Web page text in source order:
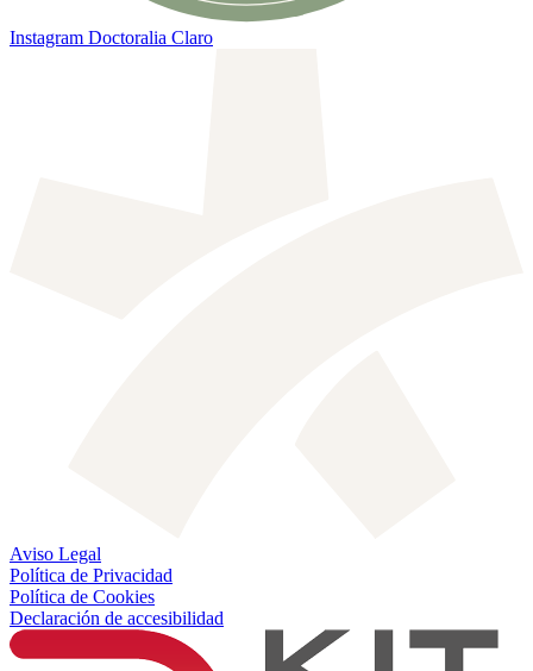
Instagram Doctoralia Claro
Aviso Legal
Política de Privacidad
Política de Cookies
Declaración de accesibilidad